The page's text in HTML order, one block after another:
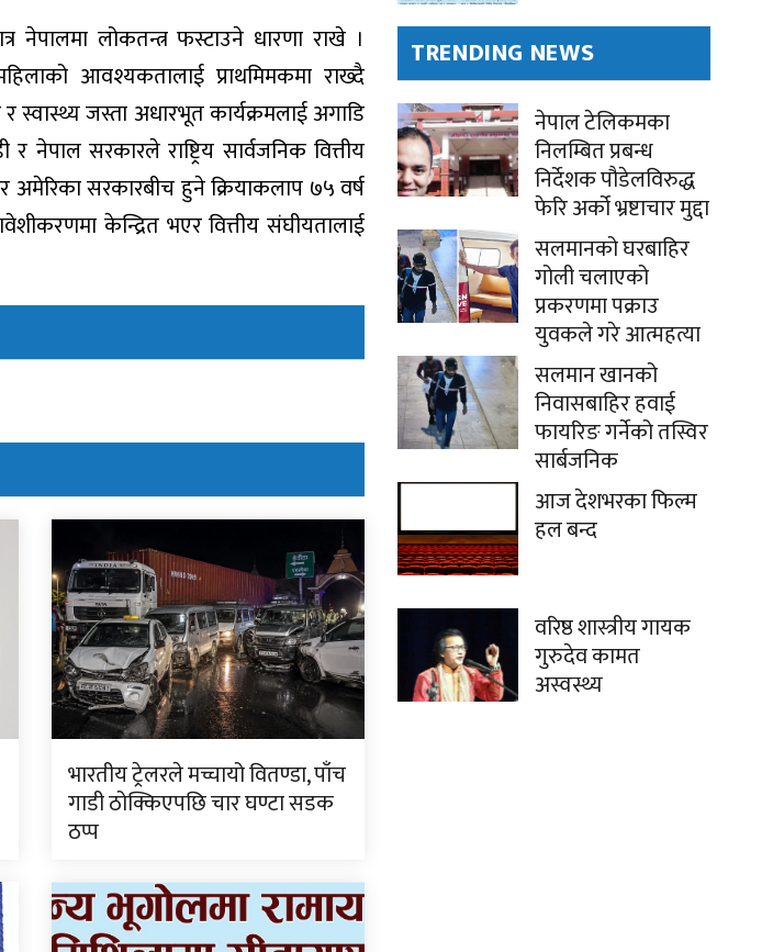
नेपालमा लोकतन्त्र फस्टाउने धारणा राखे ।
आवश्यकतालाई प्राथमिमकमा राख्दै
जस्ता अधारभूत कार्यक्रमलाई अगाडि
सरकारले राष्ट्रिय सार्वजनिक वित्तीय
अमेरिका सरकारबीच हुने क्रियाकलाप ७५ वर्ष
केन्द्रित भएर वित्तीय संघीयतालाई
भारतीय ट्रेलरले मच्चायो वितण्डा, पाँच
गाडी ठोक्किएपछि चार घण्टा सडक
ठप्प
TRENDING NEWS
नेपाल टेलिकमका
निलम्बित प्रबन्ध
निर्देशक पौडेलविरुद्ध
फेरि अर्को भ्रष्टाचार मुद्दा
सलमानको घरबाहिर
गोली चलाएको
प्रकरणमा पक्राउ
युवकले गरे आत्महत्या
सलमान खानको
निवासबाहिर हवाई
फायरिङ गर्नेको तस्विर
सार्बजनिक
आज देशभरका फिल्म
हल बन्द
वरिष्ठ शास्त्रीय गायक
गुरुदेव कामत
अस्वस्थ्य